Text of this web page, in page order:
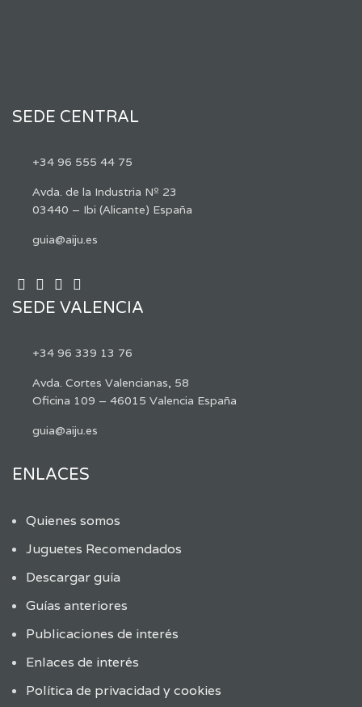
SEDE CENTRAL
+34 96 555 44 75
Avda. de la Industria Nº 23
03440 – Ibi (Alicante) España
guia@aiju.es
SEDE VALENCIA
+34 96 339 13 76
Avda. Cortes Valencianas, 58
Oficina 109 – 46015 Valencia España
guia@aiju.es
ENLACES
Quienes somos
Juguetes Recomendados
Descargar guía
Guías anteriores
Publicaciones de interés
Enlaces de interés
Política de privacidad y cookies